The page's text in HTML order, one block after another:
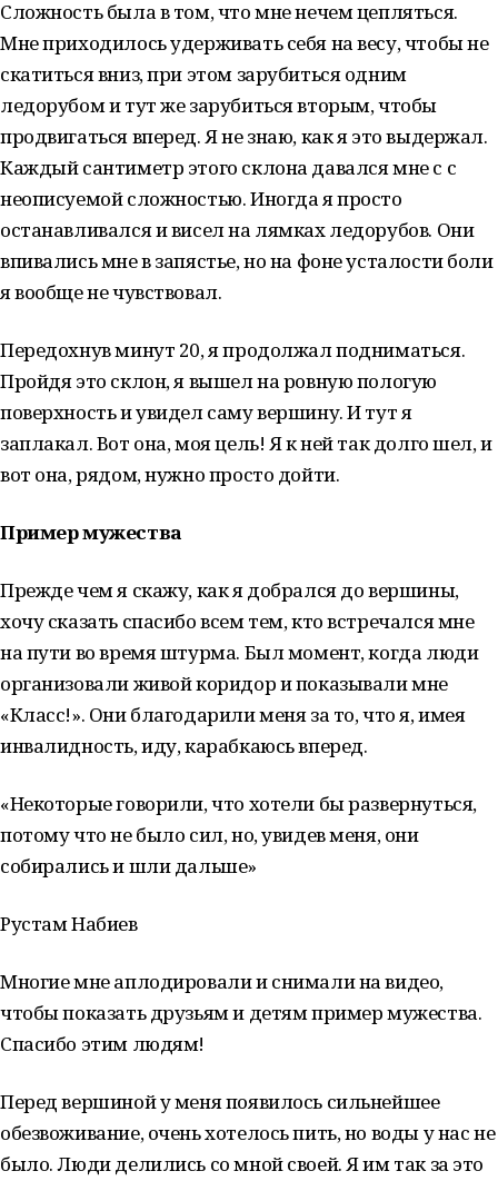
Сложность была в том, что мне нечем цепляться.
Мне приходилось удерживать себя на весу, чтобы не
скатиться вниз, при этом зарубиться одним
ледорубом и тут же зарубиться вторым, чтобы
продвигаться вперед. Я не знаю, как я это выдержал.
Каждый сантиметр этого склона давался мне с с
неописуемой сложностью. Иногда я просто
останавливался и висел на лямках ледорубов. Они
впивались мне в запястье, но на фоне усталости боли
я вообще не чувствовал.
Передохнув минут 20, я продолжал подниматься.
Пройдя это склон, я вышел на ровную пологую
поверхность и увидел саму вершину. И тут я
заплакал. Вот она, моя цель! Я к ней так долго шел, и
вот она, рядом, нужно просто дойти.
Пример мужества
Прежде чем я скажу, как я добрался до вершины,
хочу сказать спасибо всем тем, кто встречался мне
на пути во время штурма. Был момент, когда люди
организовали живой коридор и показывали мне
«Класс!». Они благодарили меня за то, что я, имея
инвалидность, иду, карабкаюсь вперед.
«Некоторые говорили, что хотели бы развернуться,
потому что не было сил, но, увидев меня, они
собирались и шли дальше»
Рустам Набиев
Многие мне аплодировали и снимали на видео,
чтобы показать друзьям и детям пример мужества.
Спасибо этим людям!
Перед вершиной у меня появилось сильнейшее
обезвоживание, очень хотелось пить, но воды у нас не
было. Люди делились со мной своей. Я им так за это